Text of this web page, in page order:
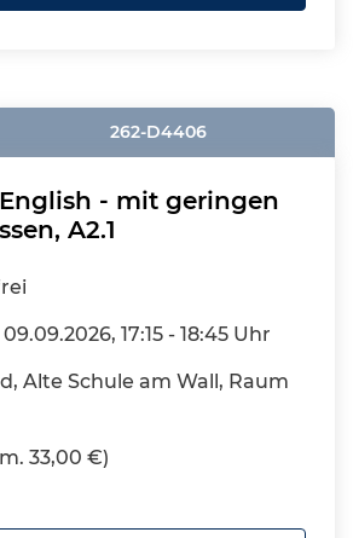
262-D4406
- mit geringen
A2.1
09.09.2026, 17:15 - 18:45 Uhr
Alte Schule am Wall, Raum
33,00 €)